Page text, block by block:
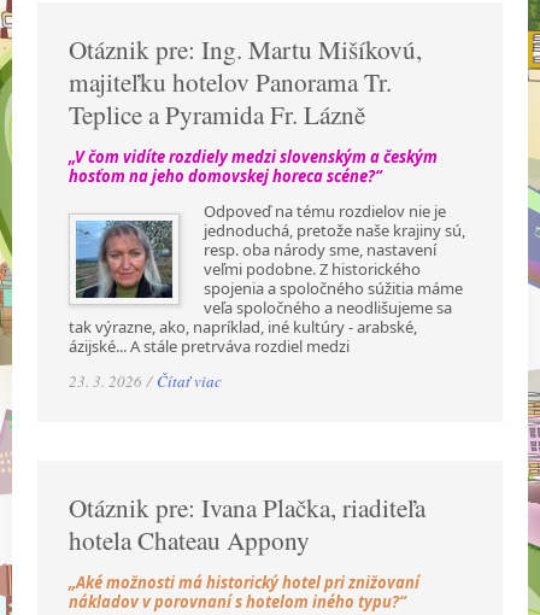
Otáznik pre: Ing. Martu Mišíkovú,
majiteľku hotelov Panorama Tr.
Teplice a Pyramida Fr. Lázně
„V čom vidíte rozdiely medzi slovenským a českým
hosťom na jeho domovskej horeca scéne?“
Odpoveď na tému rozdielov nie je
jednoduchá, pretože naše krajiny sú,
resp. oba národy sme, nastavení
veľmi podobne. Z historického
spojenia a spoločného súžitia máme
veľa spoločného a neodlišujeme sa
tak výrazne, ako, napríklad, iné kultúry - arabské,
ázijské... A stále pretrváva rozdiel medzi
23. 3. 2026 / Čítať viac
Otáznik pre: Ivana Plačka, riaditeľa
hotela Chateau Appony
„Aké možnosti má historický hotel pri znižovaní
nákladov v porovnaní s hotelom iného typu?“